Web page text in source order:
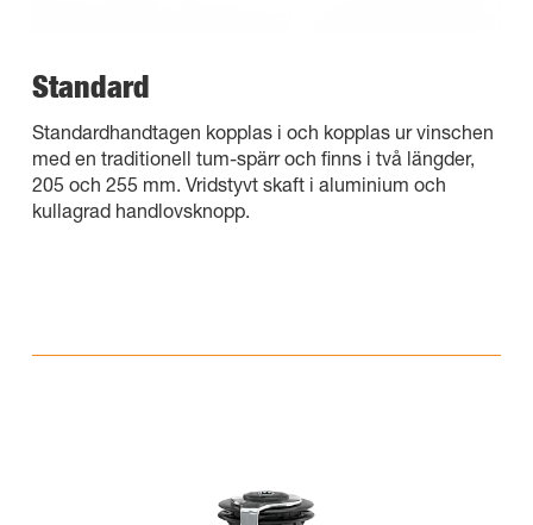
Standard
Standardhandtagen kopplas i och kopplas ur vinschen
med en traditionell tum-spärr och finns i två längder,
205 och 255 mm. Vridstyvt skaft i aluminium och
kullagrad handlovsknopp.